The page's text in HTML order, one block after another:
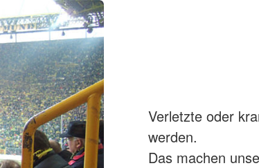
Verletzte oder
werden.
Das machen